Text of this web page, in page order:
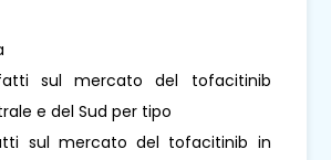
sul mercato del tofacitinib
e del Sud per tipo
sul mercato del tofacitinib in